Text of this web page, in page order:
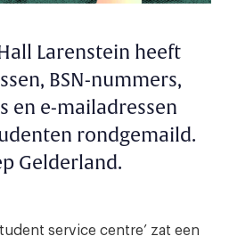
Larenstein heeft
BSN-nummers,
en e-mailadressen
rondgemaild.
Gelderland.
service centre’ zat een